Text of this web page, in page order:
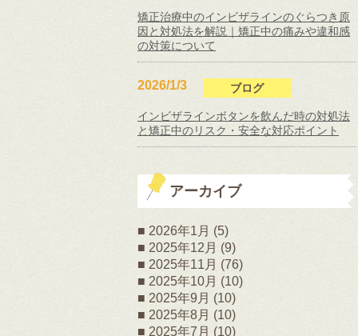
矯正治療中のインビザラインのぐらつき原
因と対処法を解説｜矯正中の痛みや違和感
の対策について
2026/1/3 ブログ
インビザラインボタンを飲んだ時の対処法
と矯正中のリスク・安全な対応ポイント
アーカイブ
2026年1月 (5)
2025年12月 (9)
2025年11月 (76)
2025年10月 (10)
2025年9月 (10)
2025年8月 (10)
2025年7月 (10)